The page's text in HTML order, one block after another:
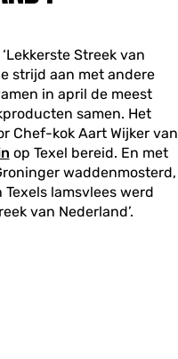
Streek van
strijd aan met andere
in april de meest
samen. Het
Chef-kok Aart Wijker van
op Texel bereid. En met
waddenmosterd,
lamsvlees werd
van Nederland’.